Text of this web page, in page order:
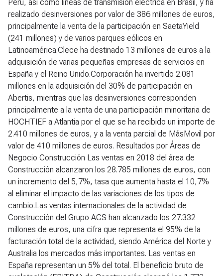
Perú, así como líneas de transmisión eléctrica en Brasil, y ha
realizado desinversiones por valor de 386 millones de euros,
principalmente la venta de la participación en SaetaYield
(241 millones) y de varios parques eólicos en
Latinoamérica.Clece ha destinado 13 millones de euros a la
adquisición de varias pequeñas empresas de servicios en
España y el Reino Unido.Corporación ha invertido 2.081
millones en la adquisición del 30% de participación en
Abertis, mientras que las desinversiones corresponden
principalmente a la venta de una participación minoritaria de
HOCHTIEF a Atlantia por el que se ha recibido un importe de
2.410 millones de euros, y a la venta parcial de MásMovil por
valor de 410 millones de euros. Resultados por Áreas de
Negocio Construcción Las ventas en 2018 del área de
Construcción alcanzaron los 28.785 millones de euros, con
un incremento del 5,7%, tasa que aumenta hasta el 10,7%
al eliminar el impacto de las variaciones de los tipos de
cambio.Las ventas internacionales de la actividad de
Construcción del Grupo ACS han alcanzado los 27.332
millones de euros, una cifra que representa el 95% de la
facturación total de la actividad, siendo América del Norte y
Australia los mercados más importantes. Las ventas en
España representan un 5% del total. El beneficio bruto de